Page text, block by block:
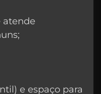
atende
e espaço para